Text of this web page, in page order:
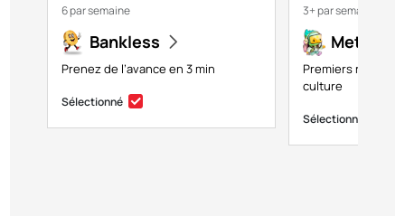
6 par semaine
Bankless
Prenez de l’avance en 3 min
Sélectionné
3+ par semaine
Premiers regards
culture
Sélectionné